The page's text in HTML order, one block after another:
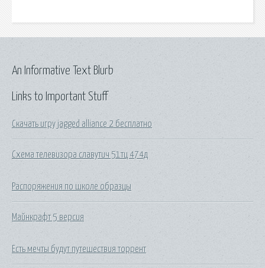
Links to Important Stuff
Скачать игру jagged alliance 2 бесплатно
Схема телевизора славутич 51тц 474д
Распоряжения по школе образцы
Майнкрафт 5 версия
Есть мечты будут путешествия торрент
An Informative Text Blurb